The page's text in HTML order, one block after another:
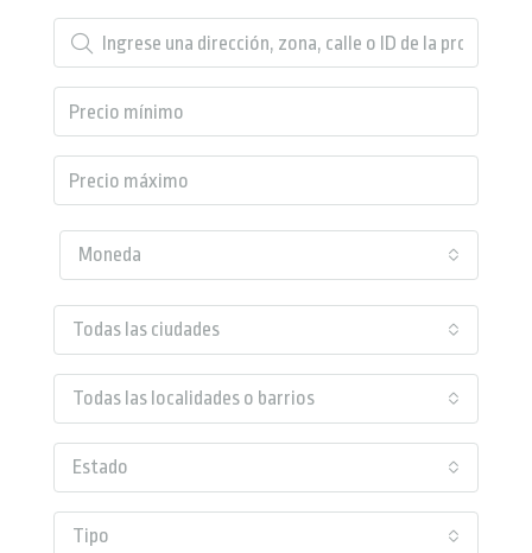
Moneda
Todas las ciudades
Todas las localidades o barrios
Estado
Tipo